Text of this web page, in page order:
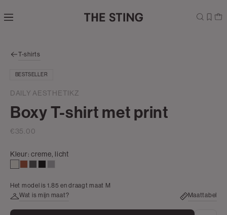
direct naar
zoekbalk
naar de
T-shirts
BESTSELLER
DAILY AESTHETIKZ
Boxy T-shirt met print
€35.00
Kleur:creme, licht
Het model is 1.85 en draagt maat M
Wat is mijn maat?
Maattabel